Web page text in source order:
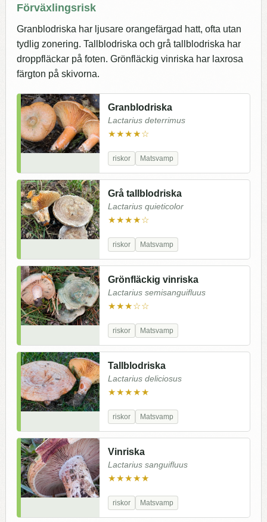
Förväxlingsrisk
Granblodriska har ljusare orangefärgad hatt, ofta utan
tydlig zonering. Tallblodriska och grå tallblodriska har
droppfläckar på foten. Grönfläckig vinriska har laxrosa
färgton på skivorna.
Granblodriska
Lactarius deterrimus
★★★★☆
riskor Matsvamp
Grå tallblodriska
Lactarius quieticolor
★★★★☆
riskor Matsvamp
Grönfläckig vinriska
Lactarius semisanguifluus
★★★☆☆
riskor Matsvamp
Tallblodriska
Lactarius deliciosus
★★★★★
riskor Matsvamp
Vinriska
Lactarius sanguifluus
★★★★★
riskor Matsvamp